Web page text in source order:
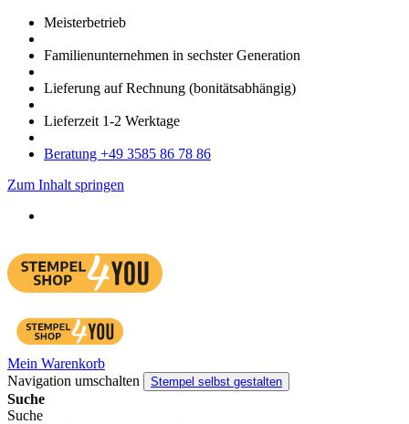
Meister­betrieb
Familien­unter­nehmen in sechster Gene­ration
Lieferung auf Rech­nung (bonitätsabhängig)
Liefer­zeit 1-2 Werk­tage
Bera­tung +49 3585 86 78 86
Zum Inhalt springen
Mein Warenkorb
Navigation umschalten
Stempel selbst gestalten
Suche
Suche